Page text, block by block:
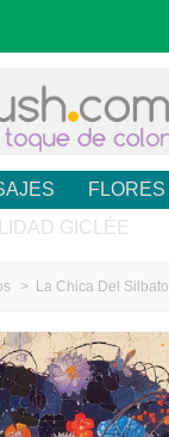
FLORES
GICLÉE
> La Chica Del Silbato